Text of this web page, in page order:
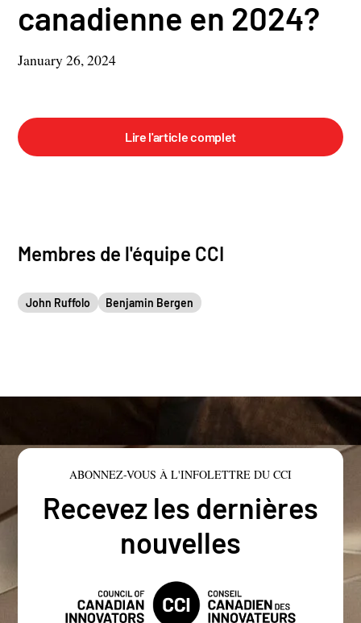
canadienne en 2024?
January 26, 2024
Lire l'article complet
Membres de l'équipe CCI
John Ruffolo Benjamin Bergen
ABONNEZ-VOUS À L'INFOLETTRE DU CCI
Recevez les dernières
nouvelles